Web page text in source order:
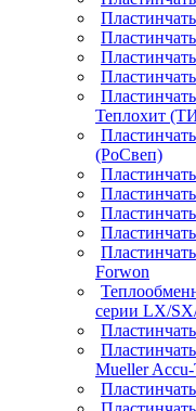
Теплохит
(РоСвеп)
Forwon
серии LX/
Mueller